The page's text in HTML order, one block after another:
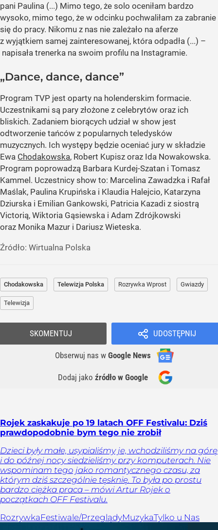
pani Paulina (...) Mimo tego, że solo oceniłam bardzo
wysoko, mimo tego, że w odcinku pochwaliłam za zabranie
się do pracy. Nikomu z nas nie zależało na aferze
z wyjątkiem samej zainteresowanej, która odpadła (...) –
napisała trenerka na swoim profilu na Instagramie.
„Dance, dance, dance”
Program TVP jest oparty na holenderskim formacie.
Uczestnikami są pary złożone z celebrytów oraz ich
bliskich. Zadaniem biorących udział w show jest
odtworzenie tańców z popularnych teledysków
muzycznych. Ich występy będzie oceniać jury w składzie
Ewa Chodakowska, Robert Kupisz oraz Ida Nowakowska.
Program poprowadzą Barbara Kurdej-Szatan i Tomasz
Kammel. Uczestnicy show to: Marcelina Zawadzka i Rafał
Maślak, Paulina Krupińska i Klaudia Halejcio, Katarzyna
Dziurska i Emilian Gankowski, Patricia Kazadi z siostrą
Victorią, Wiktoria Gąsiewska i Adam Zdrójkowski
oraz Monika Mazur i Dariusz Wieteska.
Źródło: Wirtualna Polska
Chodakowska Telewizja Polska Rozrywka Wprost Gwiazdy
Telewizja
UDOSTĘPNIJ
Obserwuj nas w Google News
Dodaj jako źródło w Google
SKOMENTUJ
Rojek zaskakuje po 19 latach OFF Festivalu: Dziś
prawdopodobnie bym tego nie zrobił
Dzieci były małe, usypialiśmy je, wchodziliśmy na górę
i do późnej nocy siedzieliśmy przy komputerach. Nie
wspominam tego jako romantycznego czasu, za
którym dziś szczególnie tęsknię. To była po prostu
bardzo ciężka praca – mówi Artur Rojek o
początkach OFF Festivalu.
RozrywkaFestiwale/PrzeglądyMuzykaTylko u Nas